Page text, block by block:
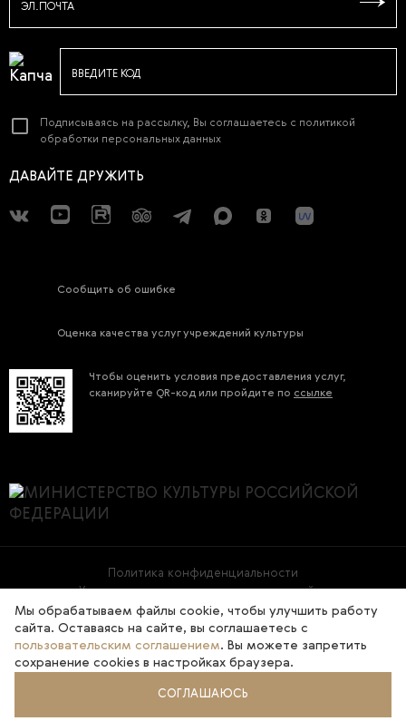
Мы обрабатываем файлы cookie, чтобы улучшить работу
сайта. Оставаясь на сайте, вы соглашаетесь с
пользовательским соглашением. Вы можете запретить
сохранение cookies в настройках браузера.
СОГЛАШАЮСЬ
ЭЛ.ПОЧТА
ВВЕДИТЕ КОД
Подписываясь на рассылку, Вы соглашаетесь с политикой
обработки персональных данных
ДАВАЙТЕ ДРУЖИТЬ
Сообщить об ошибке
Оценка качества услуг учреждений культуры
Чтобы оценить условия предоставления услуг,
сканируйте QR-код или пройдите по ссылке
Политика конфиденциальности
Условия использования материалов сайта
2026 © Государственная Третьяковская галерея
Разработка сайта -Infospice